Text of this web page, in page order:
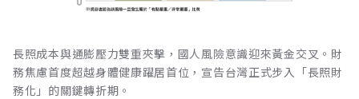
長照成本與通膨壓力雙重夾擊，國人風險意識迎來黃金交叉。財
務焦慮首度超越身體健康躍居首位，宣告台灣正式步入「長照財
務化」的關鍵轉折期。